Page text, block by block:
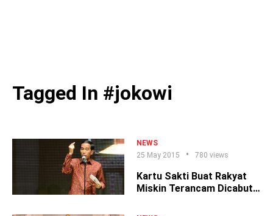
Tagged In #jokowi
NEWS
25 May 2015
780 views
Kartu Sakti Buat Rakyat
Miskin Terancam Dicabut,